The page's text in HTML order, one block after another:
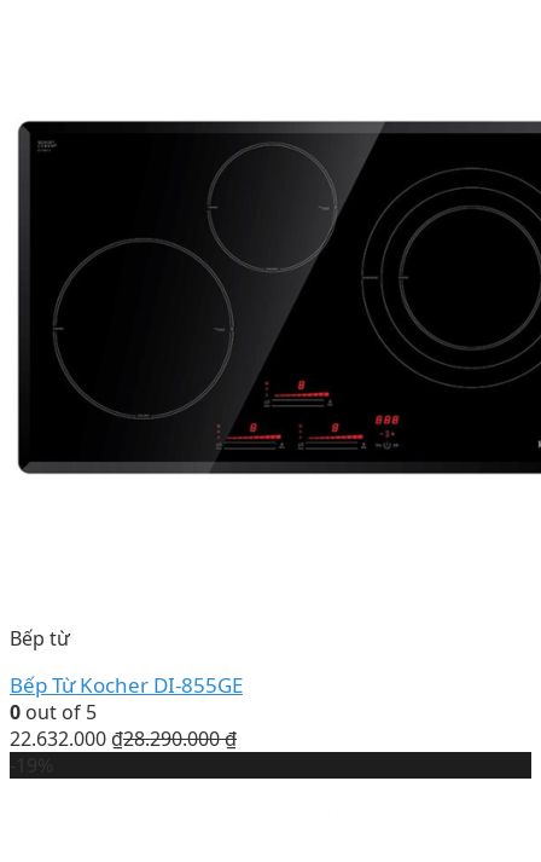
Bếp từ
Bếp Từ Kocher DI-855GE
0 out of 5
22.632.000 ₫28.290.000₫